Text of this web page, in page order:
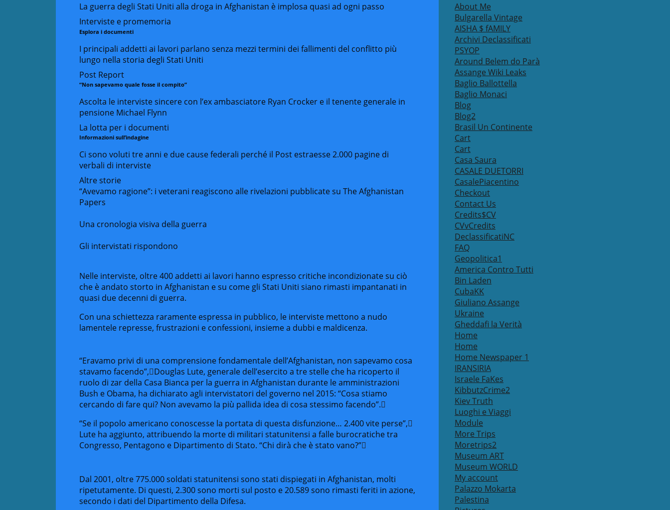
La guerra degli Stati Uniti alla droga in Afghanistan è implosa quasi ad ogni passo
Interviste e promemoria
Esplora i documenti
I principali addetti ai lavori parlano senza mezzi termini dei fallimenti del conflitto più
lungo nella storia degli Stati Uniti
Post Report
“Non sapevamo quale fosse il compito”
Ascolta le interviste sincere con l’ex ambasciatore Ryan Crocker e il tenente generale in
pensione Michael Flynn
La lotta per i documenti
Informazioni sull’indagine
Ci sono voluti tre anni e due cause federali perché il Post estraesse 2.000 pagine di
verbali di interviste
Altre storie
“Avevamo ragione”: i veterani reagiscono alle rivelazioni pubblicate su The Afghanistan
Papers
Una cronologia visiva della guerra
Gli intervistati rispondono
Nelle interviste, oltre 400 addetti ai lavori hanno espresso critiche incondizionate su ciò
che è andato storto in Afghanistan e su come gli Stati Uniti siano rimasti impantanati in
quasi due decenni di guerra.
Con una schiettezza raramente espressa in pubblico, le interviste mettono a nudo
lamentele represse, frustrazioni e confessioni, insieme a dubbi e maldicenza.
“Eravamo privi di una comprensione fondamentale dell’Afghanistan, non sapevamo cosa
stavamo facendo”, Douglas Lute, generale dell’esercito a tre stelle che ha ricoperto il
ruolo di zar della Casa Bianca per la guerra in Afghanistan durante le amministrazioni
Bush e Obama, ha dichiarato agli intervistatori del governo nel 2015: “Cosa stiamo
cercando di fare qui? Non avevamo la più pallida idea di cosa stessimo facendo”.
“Se il popolo americano conoscesse la portata di questa disfunzione… 2.400 vite perse”,
Lute ha aggiunto, attribuendo la morte di militari statunitensi a falle burocratiche tra
Congresso, Pentagono e Dipartimento di Stato. “Chi dirà che è stato vano?”
Dal 2001, oltre 775.000 soldati statunitensi sono stati dispiegati in Afghanistan, molti
ripetutamente. Di questi, 2.300 sono morti sul posto e 20.589 sono rimasti feriti in azione,
secondo i dati del Dipartimento della Difesa.
About Me
Bulgarella Vintage
AISHA $ fAMILY
Archivi Declassificati
PSYOP
Around Belem do Parà
Assange Wiki Leaks
Baglio Ballottella
Baglio Monaci
Blog
Blog2
Brasil Un Continente
Cart
Cart
Casa Saura
CASALE DUETORRI
CasalePiacentino
Checkout
Contact Us
Credits$CV
CVvCredits
DeclassificatiNC
FAQ
Geopolitica1
America Contro Tutti
Bin Laden
CubaKK
Giuliano Assange
Ukraine
Gheddafi la Verità
Home
Home
Home Newspaper 1
IRANSIRIA
Israele FaKes
KibbutzCrime2
Kiev Truth
Luoghi e Viaggi
Module
More Trips
Moretrips2
Museum ART
Museum WORLD
My account
Palazzo Mokarta
Palestina